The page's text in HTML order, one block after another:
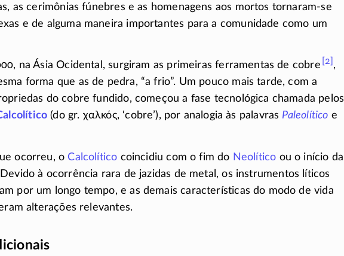
as cerimônias fúnebres e as homenagens aos mortos tornaram-se
e de alguma maneira importantes para a comunidade como um
na Ásia Ocidental, surgiram as primeiras ferramentas de cobre [2] ,
forma que as de pedra, “a frio”. Um pouco mais tarde, com a
do cobre fundido, começou a fase tecnológica chamada pelos
(do gr. χαλκός, ‘cobre’), por analogia às palavras Paleolítico e
ocorreu, o Calcolítico coincidiu com o fim do Neolítico ou o início da
à ocorrência rara de jazidas de metal, os instrumentos líticos
por um longo tempo, e as demais características do modo de vida
alterações relevantes.